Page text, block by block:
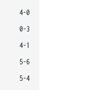
4-0
0-3
4-1
5-6
5-4